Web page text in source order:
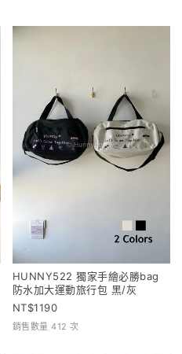
HUNNY522 獨家手繪必勝bag
防水加大運動旅行包 黑/灰
1190
銷售數量 412 次